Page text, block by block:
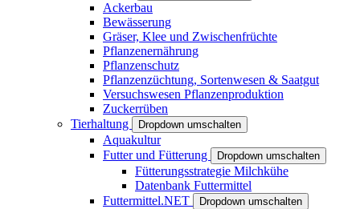
Ackerbau
Bewässerung
Gräser, Klee und Zwischenfrüchte
Pflanzenernährung
Pflanzenschutz
Pflanzenzüchtung, Sortenwesen & Saatgut
Versuchswesen Pflanzenproduktion
Zuckerrüben
Tierhaltung
Dropdown umschalten
Aquakultur
Futter und Fütterung
Dropdown umschalten
Fütterungsstrategie Milchkühe
Datenbank Futtermittel
Futtermittel.NET
Dropdown umschalten